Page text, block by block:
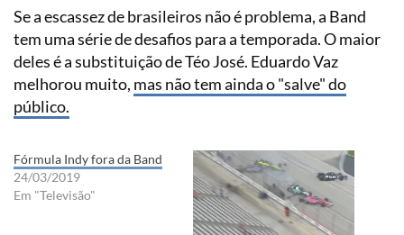
Se a escassez de brasileiros não é problema, a Band
tem uma série de desafios para a temporada. O maior
deles é a substituição de Téo José. Eduardo Vaz
melhorou muito, mas não tem ainda o "salve" do
público.
Fórmula Indy fora da Band
24/03/2019
Em "Televisão"